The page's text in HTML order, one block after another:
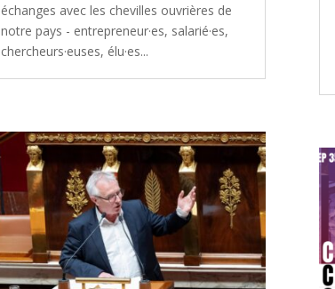
échanges avec les chevilles ouvrières de
notre pays - entrepreneur·es, salarié·es,
chercheurs·euses, élu·es...